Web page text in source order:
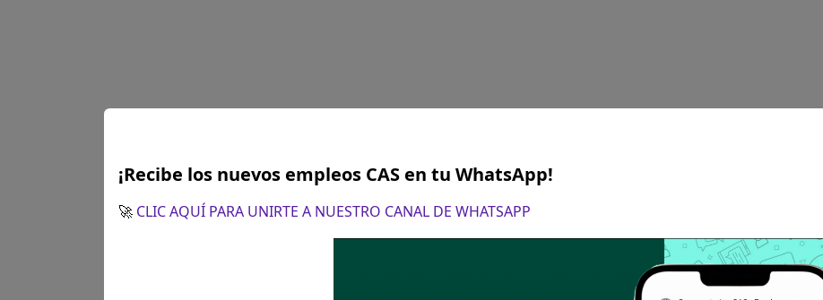
Plazo para postular:Hasta el 17 de julio del 2023
- Presentación de expediente: Mesa de Partes UNJBG (UTD) Av. Miraflores S/N
¡Recibe los nuevos empleos CAS en tu WhatsApp!
🚀 CLIC AQUÍ PARA UNIRTE A NUESTRO CANAL DE WHATSAPP